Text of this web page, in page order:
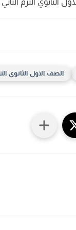
الترم الثاني 2025
الصف الاول الثانوى